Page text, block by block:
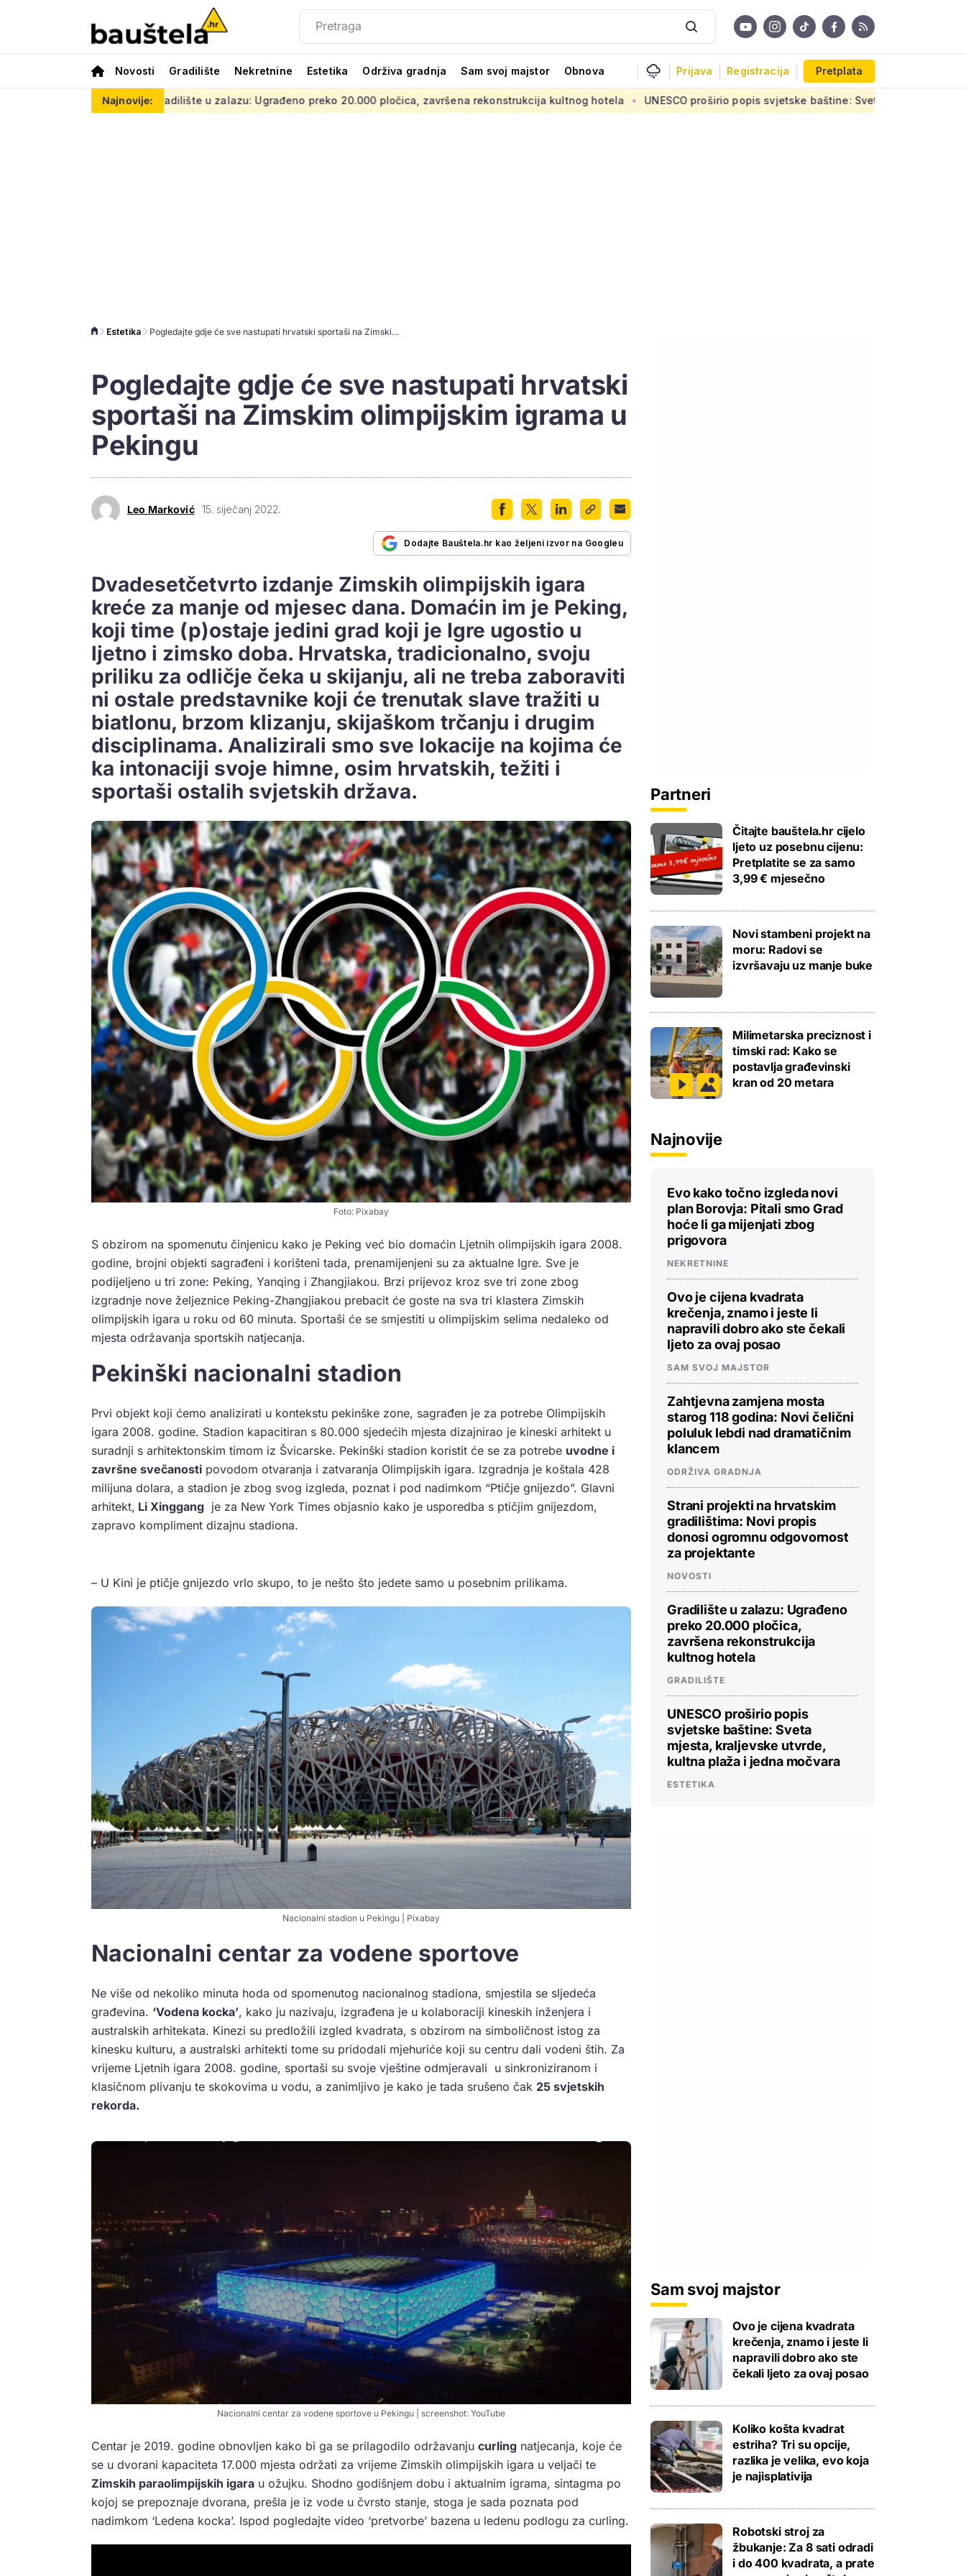
Novosti Gradilište Nekretnine Estetika Održiva gradnja Sam svoj majstor Obnova Prijava Registracija Pretplata
Najnovije:
Gradilište u zalazu: Ugrađeno preko 20.000 pločica, završena rekonstrukcija kultnog hotela UNESCO proširio popis svjetske baštine: Sveta mjesta, kraljevske utvrde, kultna
Estetika Pogledajte gdje će sve nastupati hrvatski sportaši na Zimskim olimpijskim igrama u Pekingu
Pogledajte gdje će sve nastupati hrvatski
sportaši na Zimskim olimpijskim igrama u
Pekingu
Leo Marković 15. siječanj 2022.
Dodajte Bauštela.hr kao željeni izvor na Googleu
Dvadesetčetvrto izdanje Zimskih olimpijskih igara
kreće za manje od mjesec dana. Domaćin im je Peking,
koji time (p)ostaje jedini grad koji je Igre ugostio u
ljetno i zimsko doba. Hrvatska, tradicionalno, svoju
priliku za odličje čeka u skijanju, ali ne treba zaboraviti
ni ostale predstavnike koji će trenutak slave tražiti u
biatlonu, brzom klizanju, skijaškom trčanju i drugim
disciplinama. Analizirali smo sve lokacije na kojima će
ka intonaciji svoje himne, osim hrvatskih, težiti i
sportaši ostalih svjetskih država.
Foto: Pixabay
S obzirom na spomenutu činjenicu kako je Peking već bio domaćin Ljetnih olimpijskih igara 2008.
godine, brojni objekti sagrađeni i korišteni tada, prenamijenjeni su za aktualne Igre. Sve je
podijeljeno u tri zone: Peking, Yanqing i Zhangjiakou. Brzi prijevoz kroz sve tri zone zbog
izgradnje nove željeznice Peking-Zhangjiakou prebacit će goste na sva tri klastera Zimskih
olimpijskih igara u roku od 60 minuta. Sportaši će se smjestiti u olimpijskim selima nedaleko od
mjesta održavanja sportskih natjecanja.
Pekinški nacionalni stadion
Prvi objekt koji ćemo analizirati u kontekstu pekinške zone, sagrađen je za potrebe Olimpijskih
igara 2008. godine. Stadion kapacitiran s 80.000 sjedećih mjesta dizajnirao je kineski arhitekt u
suradnji s arhitektonskim timom iz Švicarske. Pekinški stadion koristit će se za potrebe uvodne i
završne svečanosti povodom otvaranja i zatvaranja Olimpijskih igara. Izgradnja je koštala 428
milijuna dolara, a stadion je zbog svog izgleda, poznat i pod nadimkom “Ptičje gnijezdo”. Glavni
arhitekt, Li Xinggang je za New York Times objasnio kako je usporedba s ptičjim gnijezdom,
zapravo kompliment dizajnu stadiona.
– U Kini je ptičje gnijezdo vrlo skupo, to je nešto što jedete samo u posebnim prilikama.
Nacionalni stadion u Pekingu | Pixabay
Nacionalni centar za vodene sportove
Ne više od nekoliko minuta hoda od spomenutog nacionalnog stadiona, smjestila se sljedeća
građevina. ‘Vodena kocka’, kako ju nazivaju, izgrađena je u kolaboraciji kineskih inženjera i
australskih arhitekata. Kinezi su predložili izgled kvadrata, s obzirom na simboličnost istog za
kinesku kulturu, a australski arhitekti tome su pridodali mjehuriće koji su centru dali vodeni štih. Za
vrijeme Ljetnih igara 2008. godine, sportaši su svoje vještine odmjeravali u sinkroniziranom i
klasičnom plivanju te skokovima u vodu, a zanimljivo je kako je tada srušeno čak 25 svjetskih
rekorda.
Nacionalni centar za vodene sportove u Pekingu | screenshot: YouTube
Centar je 2019. godine obnovljen kako bi ga se prilagodilo održavanju curling natjecanja, koje će
se u dvorani kapaciteta 17.000 mjesta održati za vrijeme Zimskih olimpijskih igara u veljači te
Zimskih paraolimpijskih igara u ožujku. Shodno godišnjem dobu i aktualnim igrama, sintagma po
kojoj se prepoznaje dvorana, prešla je iz vode u čvrsto stanje, stoga je sada poznata pod
nadimkom ‘Ledena kocka’. Ispod pogledajte video ‘pretvorbe’ bazena u ledenu podlogu za curling.
Partneri
Čitajte bauštela.hr cijelo
ljeto uz posebnu cijenu:
Pretplatite se za samo
3,99 € mjesečno
Novi stambeni projekt na
moru: Radovi se
izvršavaju uz manje buke
Milimetarska preciznost i
timski rad: Kako se
postavlja građevinski
kran od 20 metara
Najnovije
Evo kako točno izgleda novi
plan Borovja: Pitali smo Grad
hoće li ga mijenjati zbog
prigovora
NEKRETNINE
Ovo je cijena kvadrata
krečenja, znamo i jeste li
napravili dobro ako ste čekali
ljeto za ovaj posao
SAM SVOJ MAJSTOR
Zahtjevna zamjena mosta
starog 118 godina: Novi čelični
poluluk lebdi nad dramatičnim
klancem
ODRŽIVA GRADNJA
Strani projekti na hrvatskim
gradilištima: Novi propis
donosi ogromnu odgovornost
za projektante
NOVOSTI
Gradilište u zalazu: Ugrađeno
preko 20.000 pločica,
završena rekonstrukcija
kultnog hotela
GRADILIŠTE
UNESCO proširio popis
svjetske baštine: Sveta
mjesta, kraljevske utvrde,
kultna plaža i jedna močvara
ESTETIKA
Sam svoj majstor
Ovo je cijena kvadrata
krečenja, znamo i jeste li
napravili dobro ako ste
čekali ljeto za ovaj posao
Koliko košta kvadrat
estriha? Tri su opcije,
razlika je velika, evo koja
je najisplativija
Robotski stroj za
žbukanje: Za 8 sati odradi
i do 400 kvadrata, a prate